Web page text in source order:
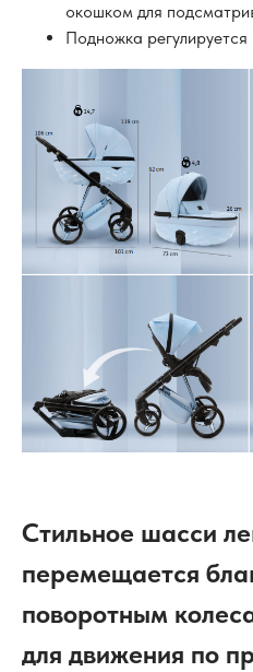
окошком для
Подножка регулируется
Стильное шасси
перемещается
поворотным
для движения по